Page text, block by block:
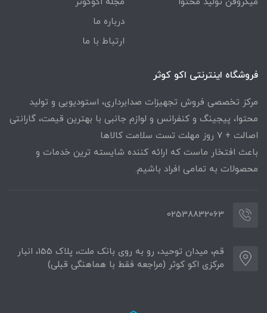
درباره ما
ارتباط با ما
فروشگاه اینترنتی اکو کوثر
مرکز تخصصی فروش تجهیزات صدابرداری، استودیویی و تولید
محتوا، پیجینگ و کنفرانس و لوازم جانبی با بهترین قیمت، گارانتی
اصالت + ۷ روز مهلت تست سلامت کالاها
باعث افتخار ماست که ارائه کننده شایسته ترین خدمات و
محصولات به تمامی افراد باشیم.
02538832063
قم، میدان توحید، رو به روی بانک ملت، پلاک 155، انبار
مرکزی اکو کوثر (مراجعه فقط با هماهنگی قبلی)